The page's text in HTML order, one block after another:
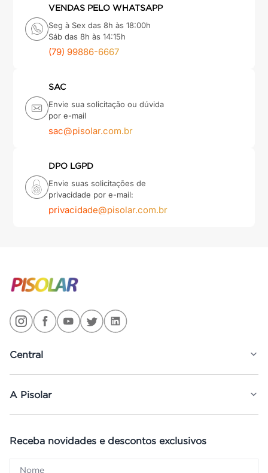
VENDAS PELO WHATSAPP
Seg à Sex das 8h às 18:00h
Sáb das 8h às 14:15h
(79) 99886-6667
SAC
Envie sua solicitação ou dúvida
por e-mail
sac@pisolar.com.br
DPO LGPD
Envie suas solicitações de
privacidade por e-mail:
privacidade@pisolar.com.br
Central
A Pisolar
Receba novidades e descontos exclusivos